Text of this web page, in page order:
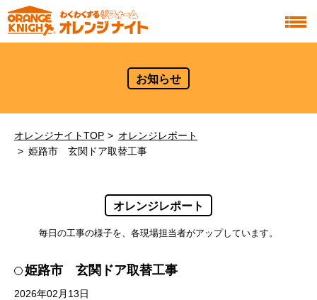
お知らせ
オレンジナイトTOP
オレンジレポート
姫路市 玄関ドア取替工事
オレンジレポート
毎日の工事の様子を、各現場担当者がアップしています。
姫路市 玄関ドア取替工事
2026年02月13日